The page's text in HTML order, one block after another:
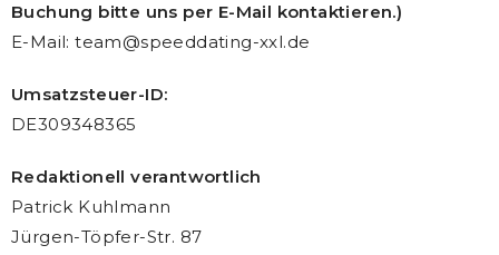
Buchung bitte uns per E-Mail kontaktieren.)
E-Mail: team@speeddating-xxl.de
Umsatzsteuer-ID:
DE309348365
Redaktionell verantwortlich
Patrick Kuhlmann
Jürgen-Töpfer-Str. 87